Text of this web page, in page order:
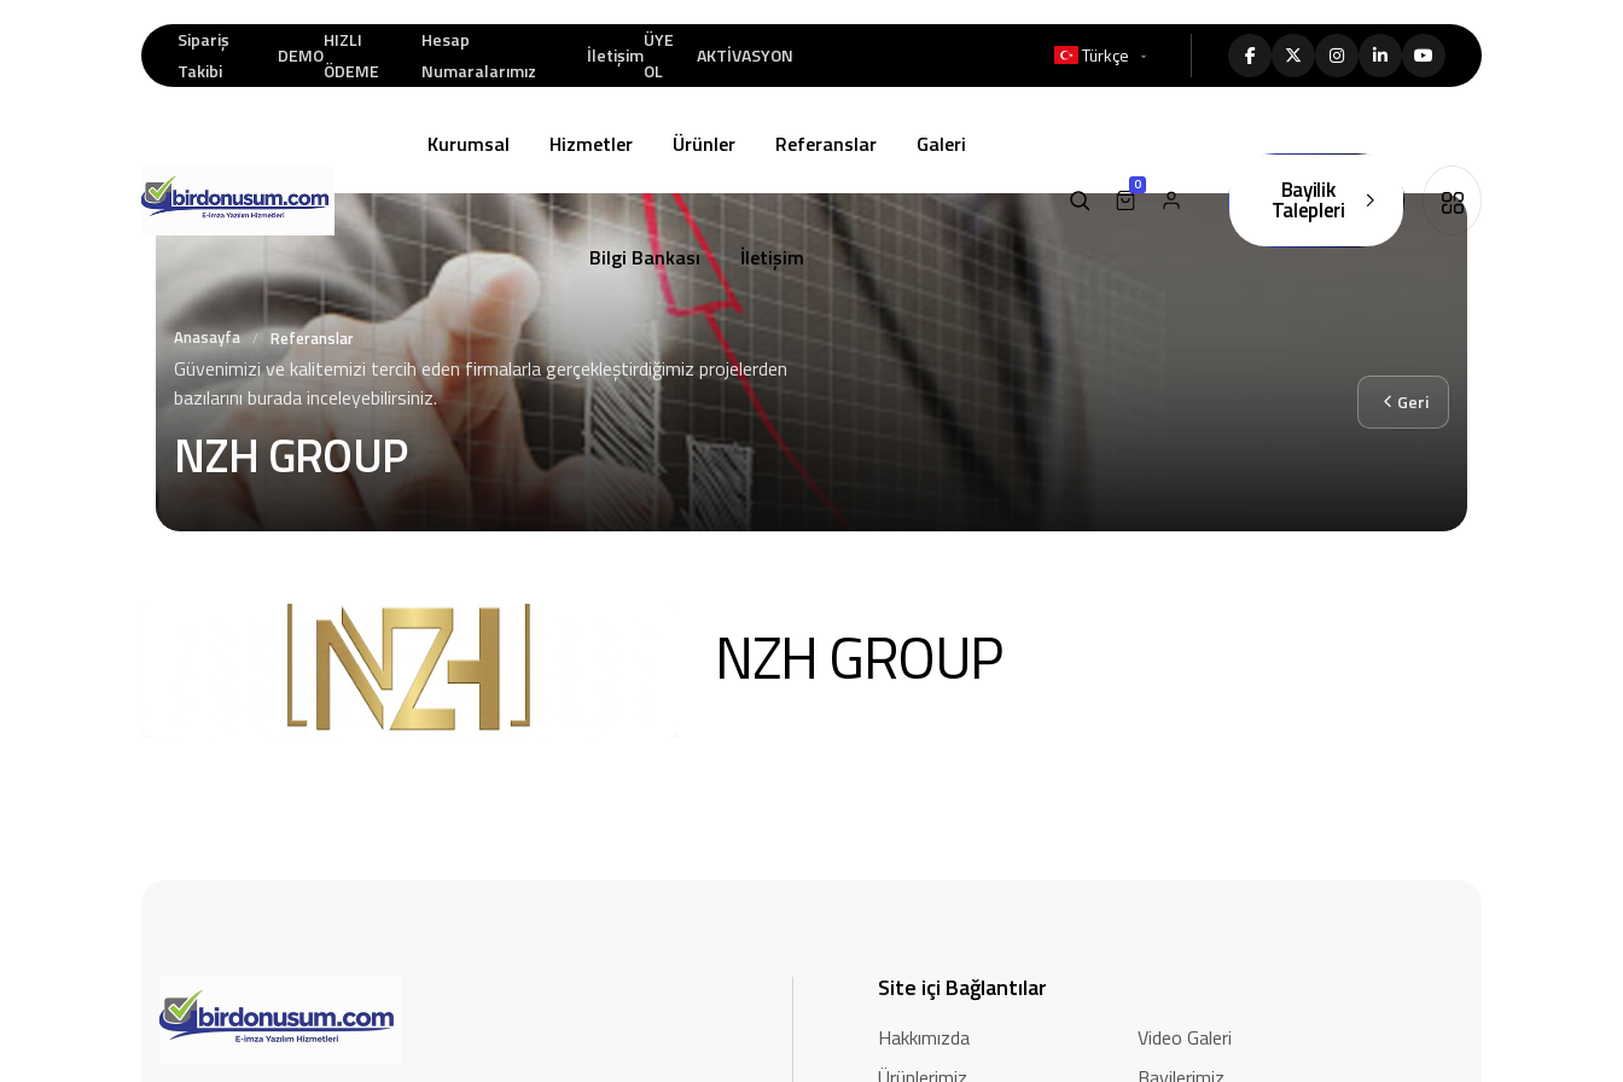
Sipariş
Takibi
DEMO
HIZLI
ÖDEME
Hesap
Numaralarımız
İletişim
ÜYE
OL
AKTİVASYON Türkçe
Kurumsal Hizmetler Ürünler Referanslar Galeri
Bilgi Bankası İletişim
0 Bayilik
Talepleri
NZH GROUP
Güvenimizi ve kalitemizi tercih eden firmalarla gerçekleştirdiğimiz projelerden
bazılarını burada inceleyebilirsiniz.
Anasayfa / Referanslar
Geri
NZH GROUP
Site içi Bağlantılar
Hakkımızda
Video Galeri